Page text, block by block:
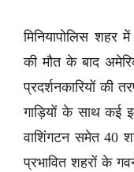
मिनियापोलिस शहर
की मौत के बाद
प्रदर्शनकारियों की
गाड़ियों के साथ कई
वाशिंगटन समेत 40
प्रभावित शहरों के